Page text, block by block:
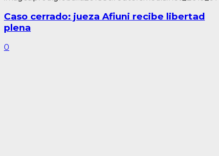
Caso cerrado: jueza Afiuni recibe libertad
plena
0